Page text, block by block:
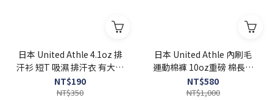
日本 United Athle 4.1oz 排
汗衫 短T 吸濕 排汗衣 有大尺
碼【 FUZY 】- UA5900
NT$190
NT$350
日本 United Athle 內刷毛
運動棉褲 10oz重磅 棉長褲
素面 溫暖舒適 柔軟親膚 【
FUZY 】- UA5624
NT$580
NT$1,000